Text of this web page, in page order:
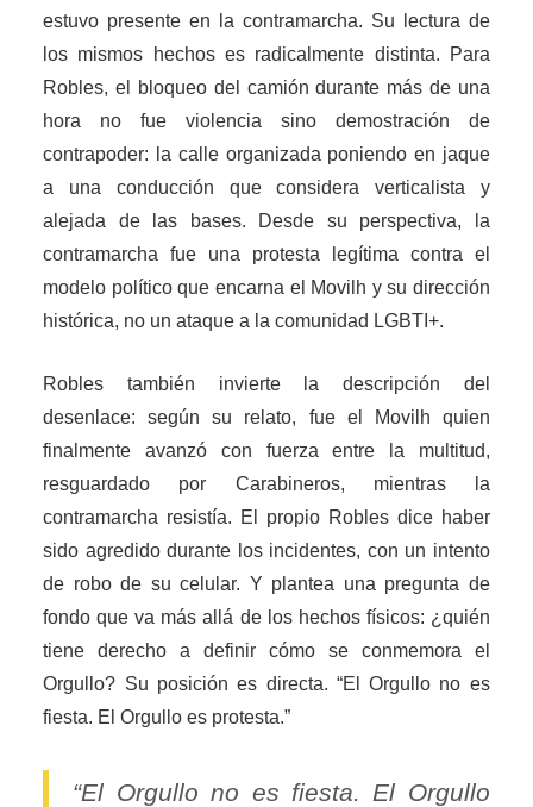
estuvo presente en la contramarcha. Su lectura de
los mismos hechos es radicalmente distinta. Para
Robles, el bloqueo del camión durante más de una
hora no fue violencia sino demostración de
contrapoder: la calle organizada poniendo en jaque
a una conducción que considera verticalista y
alejada de las bases. Desde su perspectiva, la
contramarcha fue una protesta legítima contra el
modelo político que encarna el Movilh y su dirección
histórica, no un ataque a la comunidad LGBTI+.
Robles también invierte la descripción del
desenlace: según su relato, fue el Movilh quien
finalmente avanzó con fuerza entre la multitud,
resguardado por Carabineros, mientras la
contramarcha resistía. El propio Robles dice haber
sido agredido durante los incidentes, con un intento
de robo de su celular. Y plantea una pregunta de
fondo que va más allá de los hechos físicos: ¿quién
tiene derecho a definir cómo se conmemora el
Orgullo? Su posición es directa. “El Orgullo no es
fiesta. El Orgullo es protesta.”
“El Orgullo no es fiesta. El Orgullo